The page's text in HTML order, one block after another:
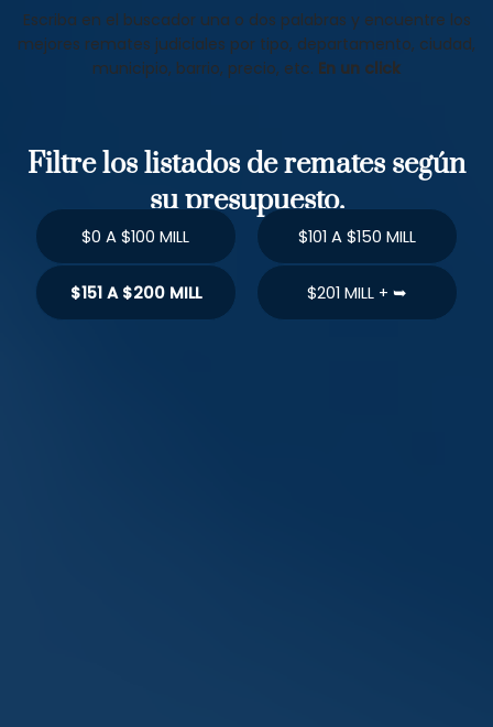
Escriba en el buscador una o dos palabras y encuentre los
mejores remates judiciales por tipo, departamento, ciudad,
municipio, barrio, precio, etc. En un click
Filtre los listados de remates según
su presupuesto.
$0 A $100 MILL $101 A $150 MILL
$151 A $200 MILL $201 MILL + ➥